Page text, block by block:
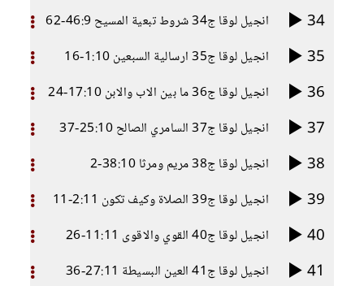
34 انجيل لوقا ج34 شروط تبعية المسيح 46:9-62
35 انجيل لوقا ج35 ارسالية السبعين 1:10-16
36 انجيل لوقا ج36 ما بين الاب والابن 17:10-24
37 انجيل لوقا ج37 السامري الصالح 25:10-37
38 انجيل لوقا ج38 مريم ومرثا 38:10-2
39 انجيل لوقا ج39 الصلاة وكيف تكون 2:11-11
40 انجيل لوقا ج40 القوي والاقوى 11:11-26
41 انجيل لوقا ج41 العين البسيطة 27:11-36